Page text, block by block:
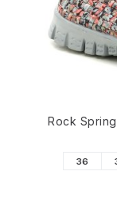
Rock
36